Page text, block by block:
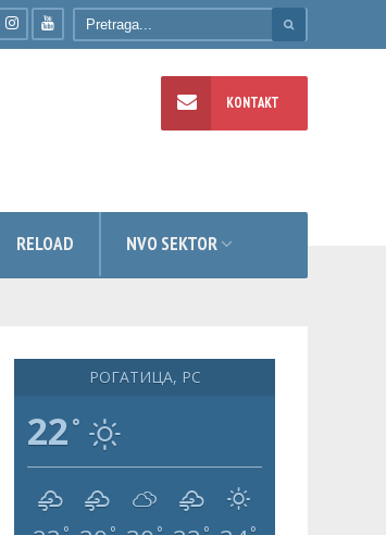
RELOAD NVO SEKTOR
KONTAKT
РОГАТИЦА, РС
22 °